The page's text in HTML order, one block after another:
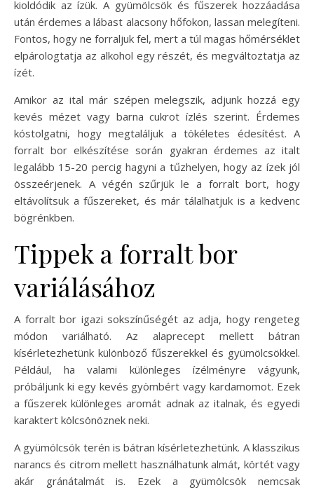
kioldódik az ízük. A gyümölcsök és fűszerek hozzáadása
után érdemes a lábast alacsony hőfokon, lassan melegíteni.
Fontos, hogy ne forraljuk fel, mert a túl magas hőmérséklet
elpárologtatja az alkohol egy részét, és megváltoztatja az
ízét.
Amikor az ital már szépen melegszik, adjunk hozzá egy
kevés mézet vagy barna cukrot ízlés szerint. Érdemes
kóstolgatni, hogy megtaláljuk a tökéletes édesítést. A
forralt bor elkészítése során gyakran érdemes az italt
legalább 15-20 percig hagyni a tűzhelyen, hogy az ízek jól
összeérjenek. A végén szűrjük le a forralt bort, hogy
eltávolítsuk a fűszereket, és már tálalhatjuk is a kedvenc
bögrénkben.
Tippek a forralt bor
variálásához
A forralt bor igazi sokszínűségét az adja, hogy rengeteg
módon variálható. Az alaprecept mellett bátran
kísérletezhetünk különböző fűszerekkel és gyümölcsökkel.
Például, ha valami különleges ízélményre vágyunk,
próbáljunk ki egy kevés gyömbért vagy kardamomot. Ezek
a fűszerek különleges aromát adnak az italnak, és egyedi
karaktert kölcsönöznek neki.
A gyümölcsök terén is bátran kísérletezhetünk. A klasszikus
narancs és citrom mellett használhatunk almát, körtét vagy
akár gránátalmát is. Ezek a gyümölcsök nemcsak